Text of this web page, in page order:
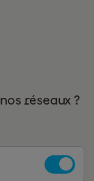
réseaux ?